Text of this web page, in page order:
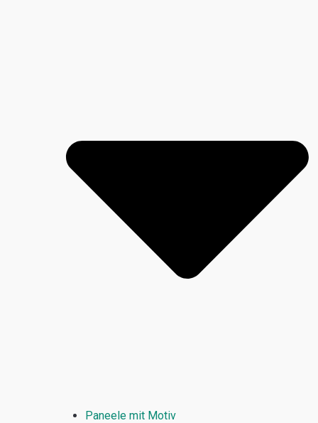
Paneele mit Motiv